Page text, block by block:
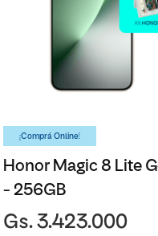
¡Comprá Online!
Honor Magic 8 Lite
- 256GB
Gs. 3.423.000